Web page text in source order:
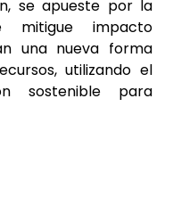
se apueste por la
impacto
una nueva forma
utilizando el
sostenible para